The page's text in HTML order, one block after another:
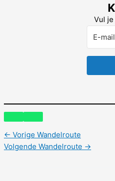
Vul
← Vorige Wandelroute
Volgende Wandelroute →